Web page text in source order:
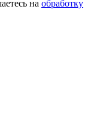
на обработку